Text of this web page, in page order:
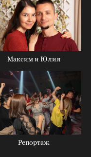
Максим и Юлия
Репортаж